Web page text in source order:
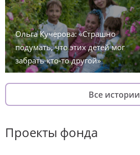
Ольга Кучерова: «Страшно
подумать, что этих детей мог
забрать кто-то другой»
Все истории
Проекты фонда